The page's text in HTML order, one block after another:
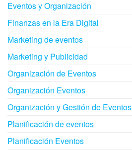
Eventos y Organización
Finanzas en la Era Digital
Marketing de eventos
Marketing y Publicidad
Organización de Eventos
Organización Eventos
Organización y Gestión de Eventos
Planificación de eventos
Planificación Eventos